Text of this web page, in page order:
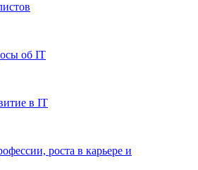
об IT
в IT
роста в карьере и